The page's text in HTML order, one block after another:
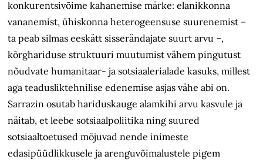
konkurentsivõime kahanemise märke: elanikkonna
vananemist, ühiskonna heterogeensuse suurenemist –
ta peab silmas eeskätt sisserändajate suurt arvu –,
kõrghariduse struktuuri muutumist vähem pingutust
nõudvate humanitaar- ja sotsiaalerialade kasuks, millest
aga teadusliktehnilise edenemise asjas vähe abi on.
Sarrazin osutab hariduskauge alamkihi arvu kasvule ja
näitab, et leebe sotsiaalpoliitika ning suured
sotsiaaltoetused mõjuvad nende inimeste
edasipüüdlikkusele ja arenguvõimalustele pigem